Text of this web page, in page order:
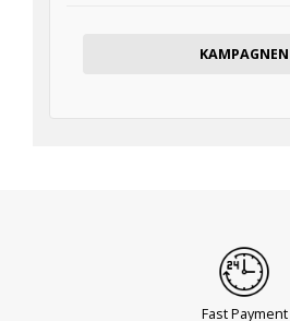
KAMPAGNEN
Fast Payment